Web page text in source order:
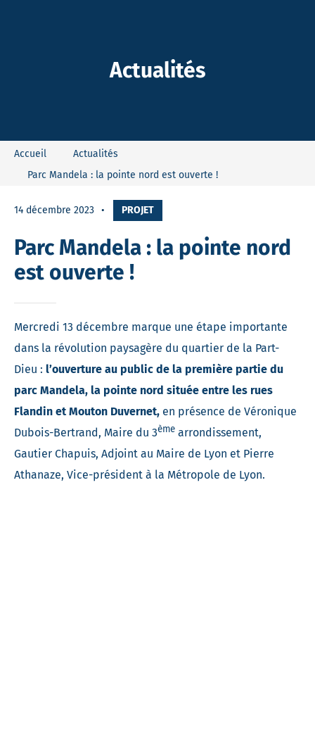
Actualités
Accueil
Actualités
Parc Mandela : la pointe nord est ouverte !
14 décembre 2023 PROJET
Parc Mandela : la pointe nord
est ouverte !
Mercredi 13 décembre marque une étape importante
dans la révolution paysagère du quartier de la Part-
Dieu : l’ouverture au public de la première partie du
parc Mandela, la pointe nord située entre les rues
Flandin et Mouton Duvernet, en présence de Véronique
Dubois-Bertrand, Maire du 3ème arrondissement,
Gautier Chapuis, Adjoint au Maire de Lyon et Pierre
Athanaze, Vice-président à la Métropole de Lyon.